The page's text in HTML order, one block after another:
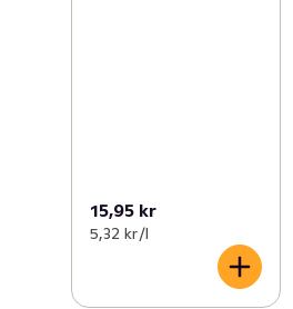
15,95 kr
5,32 kr /l